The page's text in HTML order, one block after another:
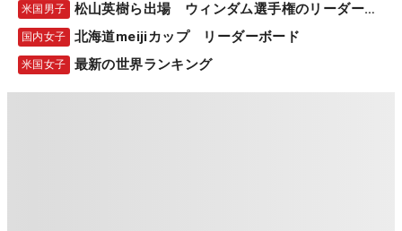
米国男子 松山英樹ら出場 ウィンダム選手権のリーダーボード
国内女子 北海道meijiカップ リーダーボード
米国女子 最新の世界ランキング